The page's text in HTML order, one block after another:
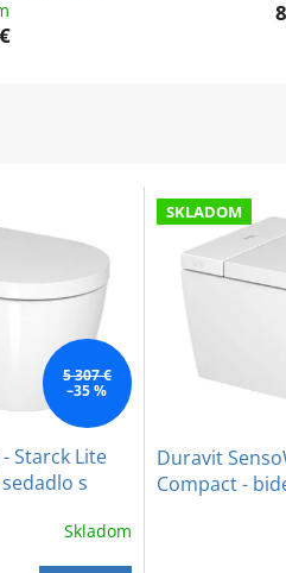
5 307 €
–35 %
Starck Lite
s
Skladom
SKLADOM
Duravit
Compact -